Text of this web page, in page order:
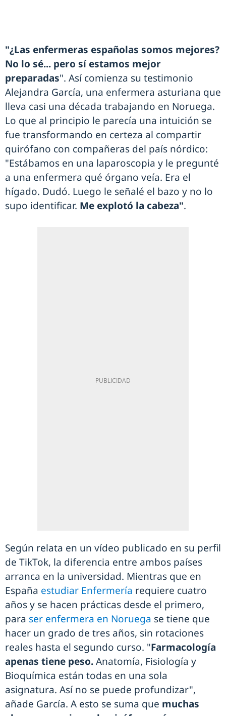
"¿Las enfermeras españolas somos mejores?
No lo sé... pero sí estamos mejor
preparadas". Así comienza su testimonio
Alejandra García, una enfermera asturiana que
lleva casi una década trabajando en Noruega.
Lo que al principio le parecía una intuición se
fue transformando en certeza al compartir
quirófano con compañeras del país nórdico:
"Estábamos en una laparoscopia y le pregunté
a una enfermera qué órgano veía. Era el
hígado. Dudó. Luego le señalé el bazo y no lo
supo identificar. Me explotó la cabeza".
Según relata en un vídeo publicado en su perfil
de TikTok, la diferencia entre ambos países
arranca en la universidad. Mientras que en
España estudiar Enfermería requiere cuatro
años y se hacen prácticas desde el primero,
para ser enfermera en Noruega se tiene que
hacer un grado de tres años, sin rotaciones
reales hasta el segundo curso. "Farmacología
apenas tiene peso.Anatomía, Fisiología y
Bioquímica están todas en una sola
asignatura. Así no se puede profundizar",
añade García. A esto se suma que muchas